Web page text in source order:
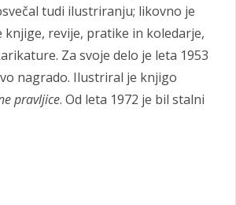
tudi ilustriranju; likovno je
revije, pratike in koledarje,
Za svoje delo je leta 1953
nagrado. Ilustriral je knjigo
pravljice. Od leta 1972 je bil stalni